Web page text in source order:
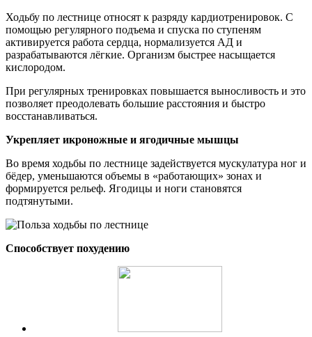
Ходьбу по лестнице относят к разряду кардиотренировок. С
помощью регулярного подъема и спуска по ступеням
активируется работа сердца, нормализуется АД и
разрабатываются лёгкие. Организм быстрее насыщается
кислородом.
При регулярных тренировках повышается выносливость и это
позволяет преодолевать большие расстояния и быстро
восстанавливаться.
Укрепляет икроножные и ягодичные мышцы
Во время ходьбы по лестнице задействуется мускулатура ног и
бёдер, уменьшаются объемы в «работающих» зонах и
формируется рельеф. Ягодицы и ноги становятся
подтянутыми.
Способствует похудению